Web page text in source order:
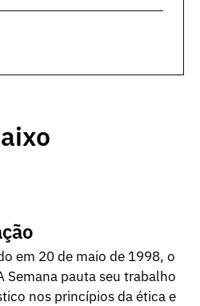
em 20 de maio de 1998, o
Semana pauta seu trabalho
nos princípios da ética e